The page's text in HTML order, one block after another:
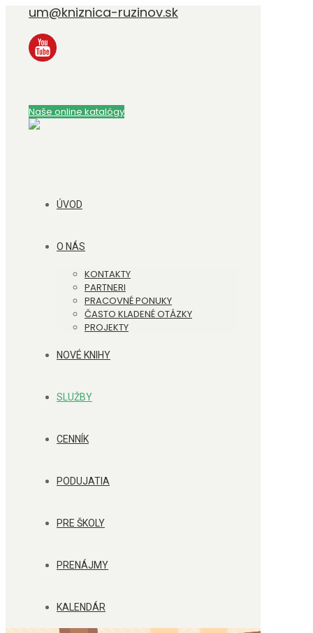
um@kniznica-ruzinov.sk
Naše online katalógy
ÚVOD
O NÁS
KONTAKTY
PARTNERI
PRACOVNÉ PONUKY
ČASTO KLADENÉ OTÁZKY
PROJEKTY
NOVÉ KNIHY
SLUŽBY
CENNÍK
PODUJATIA
PRE ŠKOLY
PRENÁJMY
KALENDÁR